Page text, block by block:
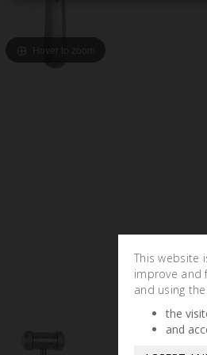
This website
improve and
and using
the
and